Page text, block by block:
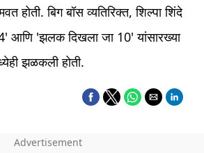
होती. बिग बॉस व्यतिरिक्त, शिल्पा शिंदे
आणि 'झलक दिखला जा 10' यांसारख्या
झळकली होती.